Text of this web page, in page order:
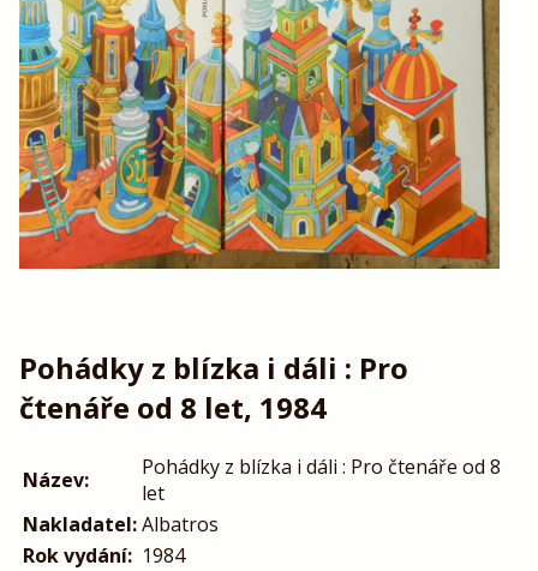
Pohádky z blízka i dáli : Pro
čtenáře od 8 let, 1984
Název:
Pohádky z blízka i dáli : Pro čtenáře od 8
let
Nakladatel:Albatros
Rok vydání: 1984